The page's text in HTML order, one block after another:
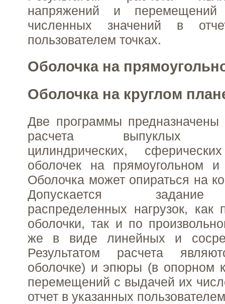
напряжений и
численных значений в
пользователем точках.
Оболочка на
Оболочка на круглом
Две программы предназначены
расчета выпуклых
цилиндрических,
оболочек на прямоугольном и
Оболочка может опираться на
Допускается задание
распределенных нагрузок,
оболочки, так и по
же в виде линейных и
Результатом расчета
оболочке) и эпюры (в опорном
перемещений с выдачей их
отчет в указанных